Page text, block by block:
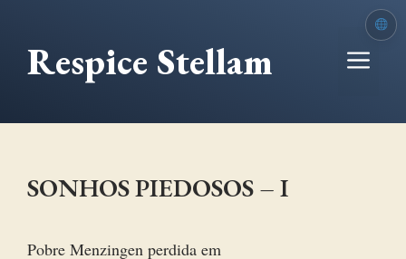
Respice Stellam
SONHOS PIEDOSOS – I
Pobre Menzingen perdida em